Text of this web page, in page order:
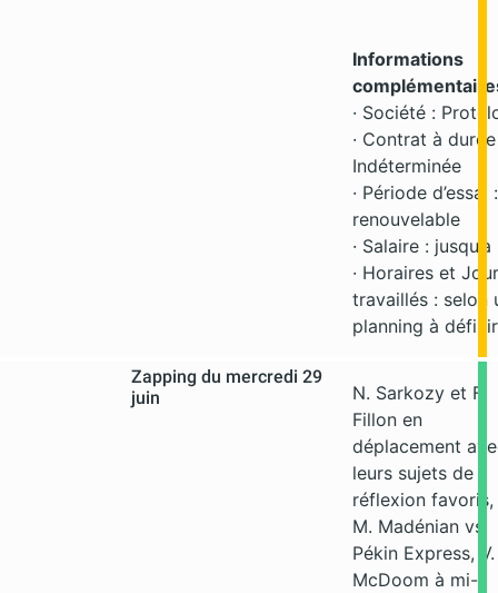
Informations
· Société :
· Contrat à durée
Indéterminée
· Période
renouvelable
· Salaire :
· Horaires et
travaillés : selon
planning à définir
Zapping du mercredi 29
juin
N. Sarkozy et F.
Fillon en
déplacement
leurs sujets de
réflexion favoris,
M. Madénian vs
Pékin Express, V.
McDoom à mi-